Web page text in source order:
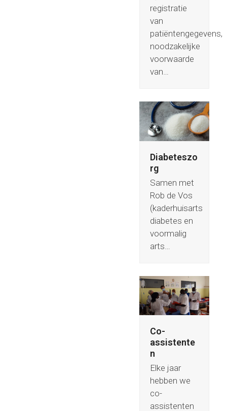
registratie
van
patiëntengegevens,
noodzakelijke
voorwaarde
van…
Diabeteszo
rg
Samen met
Rob de Vos
(kaderhuisarts
diabetes en
voormalig
arts…
Co-
assistente
n
Elke jaar
hebben we
co-
assistenten